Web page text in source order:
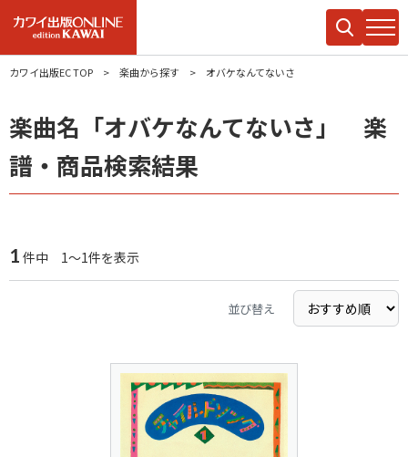
カワイ出版EC TOP 楽曲から探す オバケなんてないさ
楽曲名「オバケなんてないさ」 楽
譜・商品検索結果
1 件中 1～1件を表示
並び替え